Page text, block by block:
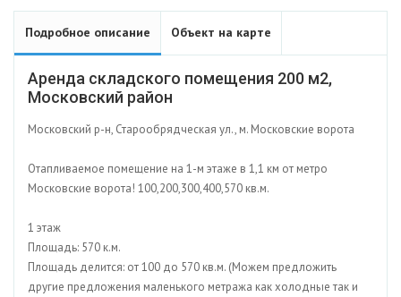
Подробное описание Объект на карте
Аренда складского помещения 200 м2,
Московский район
Московский р-н, Старообрядческая ул., м. Московские ворота
Отапливаемое помещение на 1-м этаже в 1,1 км от метро
Московские ворота! 100,200,300,400,570 кв.м.
1 этаж
Площадь: 570 к.м.
Площадь делится: от 100 до 570 кв.м. (Можем предложить
другие предложения маленького метража как холодные так и